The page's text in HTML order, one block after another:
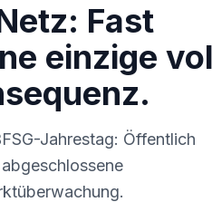
Fast
einzige
Jahrestag: Öffentlich